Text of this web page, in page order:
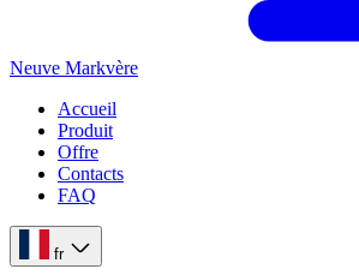
Neuve Markvère
Accueil
Produit
Offre
Contacts
FAQ
fr